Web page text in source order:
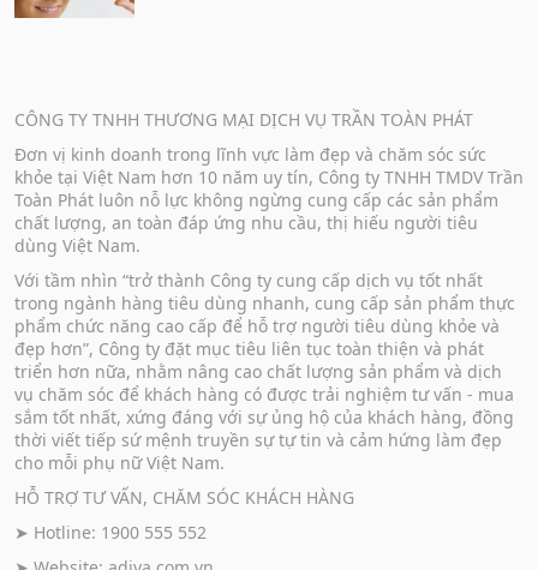
CÔNG TY TNHH THƯƠNG MẠI DỊCH VỤ TRẦN TOÀN PHÁT
Đơn vị kinh doanh trong lĩnh vực làm đẹp và chăm sóc sức
khỏe tại Việt Nam hơn 10 năm uy tín, Công ty TNHH TMDV Trần
Toàn Phát luôn nỗ lực không ngừng cung cấp các sản phẩm
chất lượng, an toàn đáp ứng nhu cầu, thị hiếu người tiêu
dùng Việt Nam.
Với tầm nhìn “trở thành Công ty cung cấp dịch vụ tốt nhất
trong ngành hàng tiêu dùng nhanh, cung cấp sản phẩm thực
phẩm chức năng cao cấp để hỗ trợ người tiêu dùng khỏe và
đẹp hơn”, Công ty đặt mục tiêu liên tục toàn thiện và phát
triển hơn nữa, nhằm nâng cao chất lượng sản phẩm và dịch
vụ chăm sóc để khách hàng có được trải nghiệm tư vấn - mua
sắm tốt nhất, xứng đáng với sự ủng hộ của khách hàng, đồng
thời viết tiếp sứ mệnh truyền sự tự tin và cảm hứng làm đẹp
cho mỗi phụ nữ Việt Nam.
HỖ TRỢ TƯ VẤN, CHĂM SÓC KHÁCH HÀNG
➤ Hotline: 1900 555 552